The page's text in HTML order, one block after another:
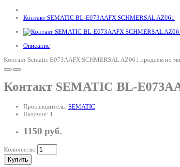
Контакт SEMATIC BL-E073AAFX SCHMERSAL AZ061
Описание
Контакт Sematic E073AAFX SCHMERSAL AZ061 продаём по
Контакт SEMATIC BL-
Производитель: SEMATIC
Наличие: 1
1150 руб.
Количество
Купить